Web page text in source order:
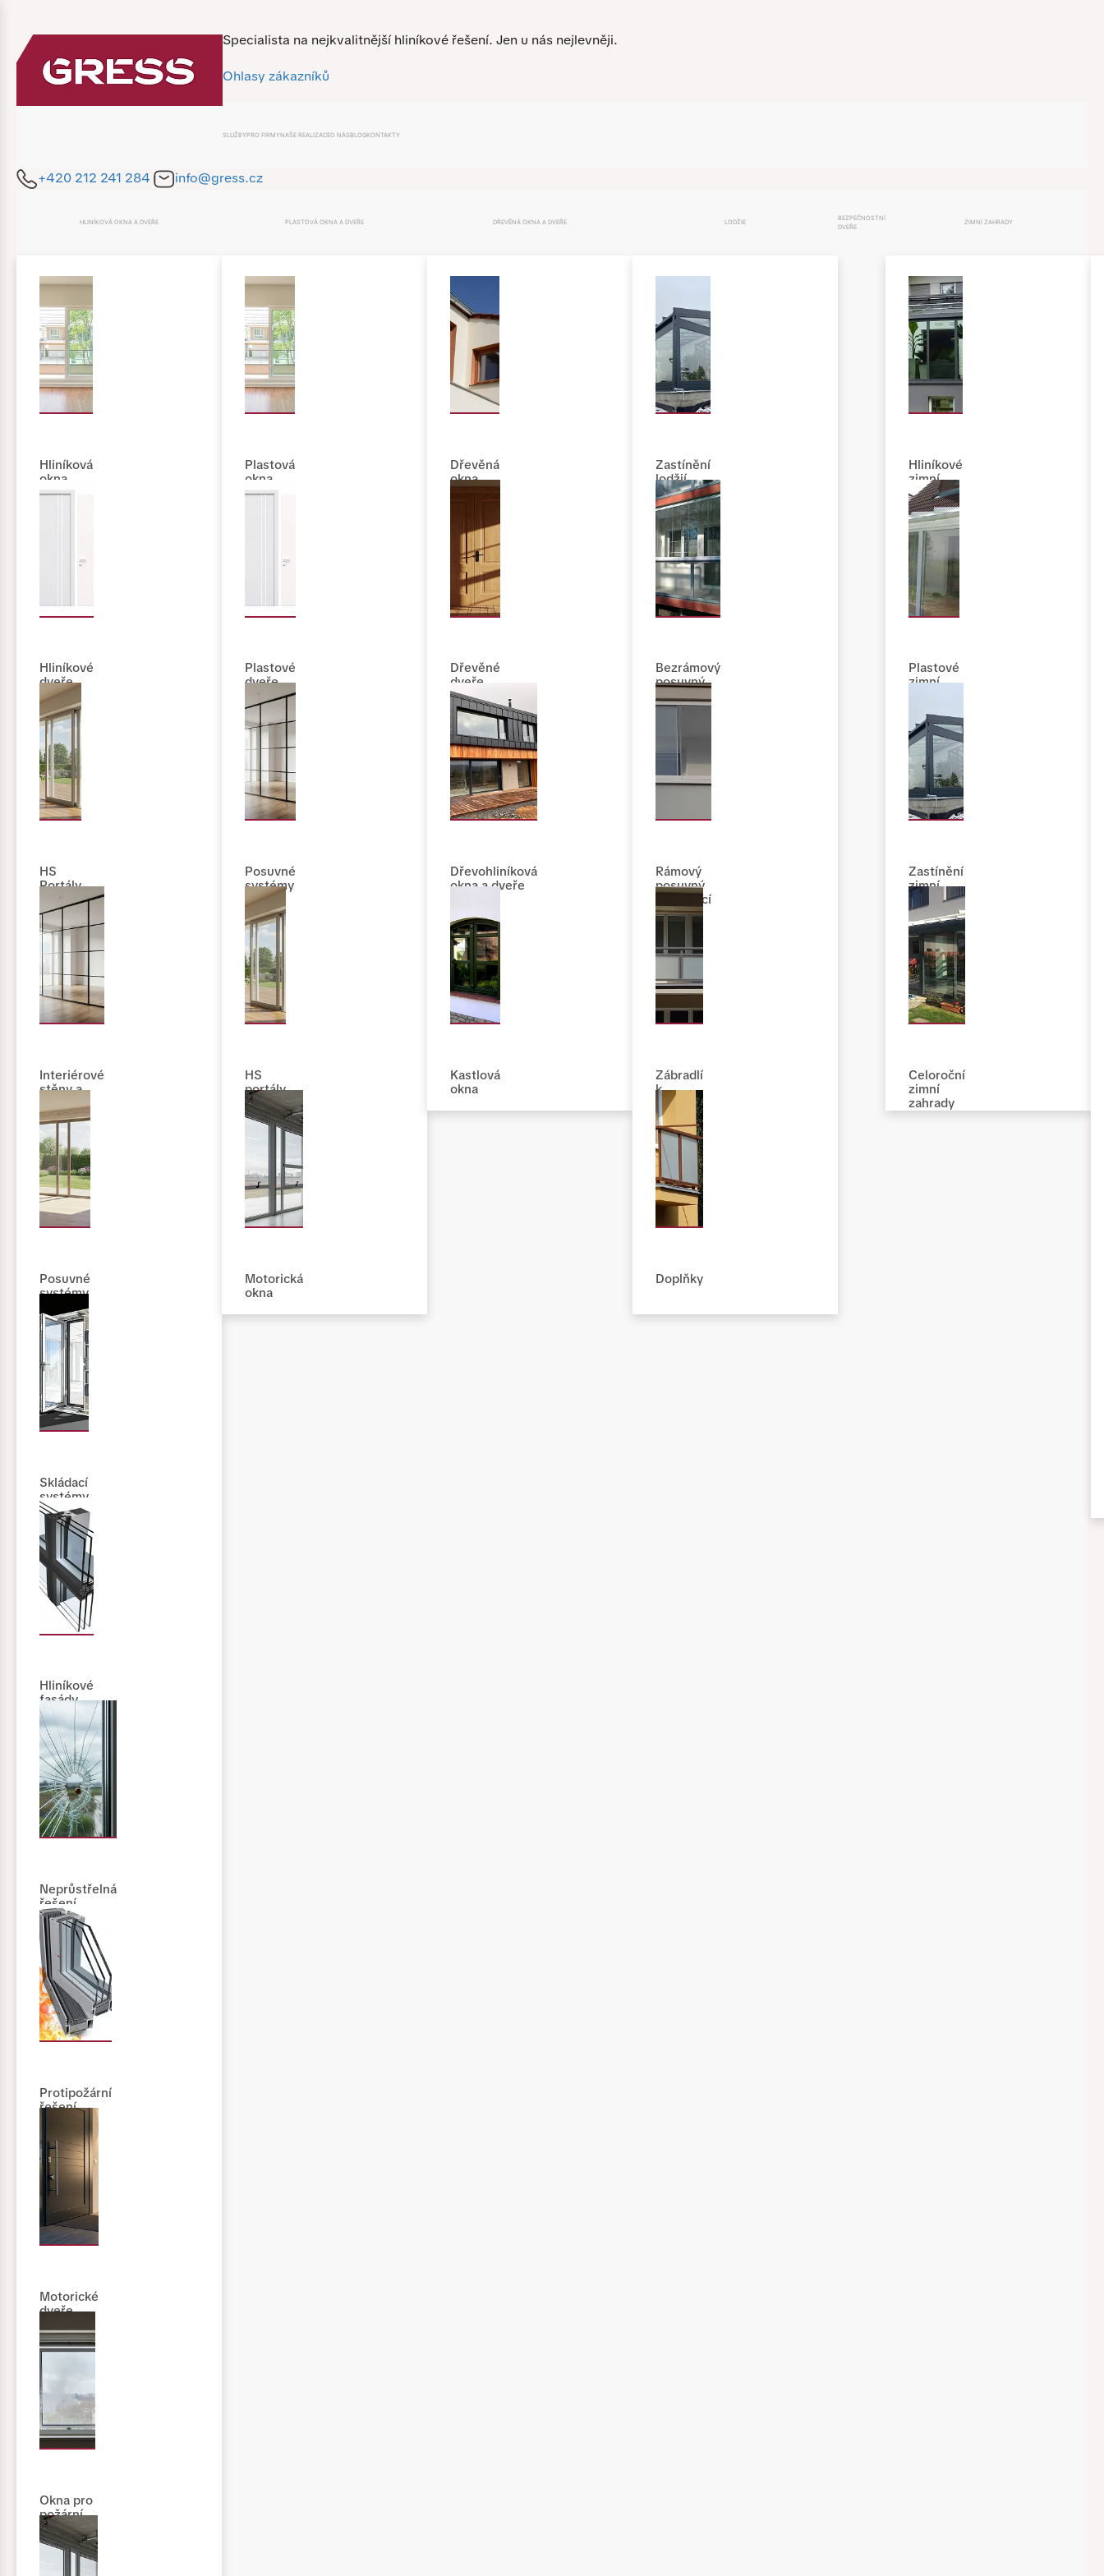
Specialista na nejkvalitnější hliníkové řešení.Jen u nás nejlevněji.
Ohlasy zákazníků
SLUŽBY PRO FIRMY NAŠE REALIZACEO NÁS BLOGKONTAKTY
+420 212 241 284 info@gress.cz
HLINÍKOVÁ OKNA A DVEŘE
Hliníková
okna
Hliníkové
dveře
HS
Portály
Interiérové
stěny a
Posuvné
systémy
Skládací
systémy
Hliníkové
fasády
Neprůstřelná
řešení
Protipožární
řešení
Motorické
dveře
Okna pro
požární
odvětrání
PLASTOVÁ OKNA A DVEŘE
Plastová
okna
Plastové
dveře
Posuvné
systémy
HS
portály
Motorická
okna
DŘEVĚNÁ OKNA A DVEŘE
Dřevěná
okna
Dřevěné
dveře
Dřevohliníková
okna a dveře
Kastlová
okna
LODŽIE
Zastínění
lodžií
Bezrámový
posuvný
zasklívací
systém
Rámový
posuvný
zasklívací
systém
Zábradlí
k
lodžiím
Doplňky
BEZPEČNOSTNÍ
DVEŘE
ZIMNÍ ZAHRADY
Hliníkové
zimní
zahrady
Plastové
zimní
Zastínění
zimní
zahrady
Celoroční
zimní
zahrady